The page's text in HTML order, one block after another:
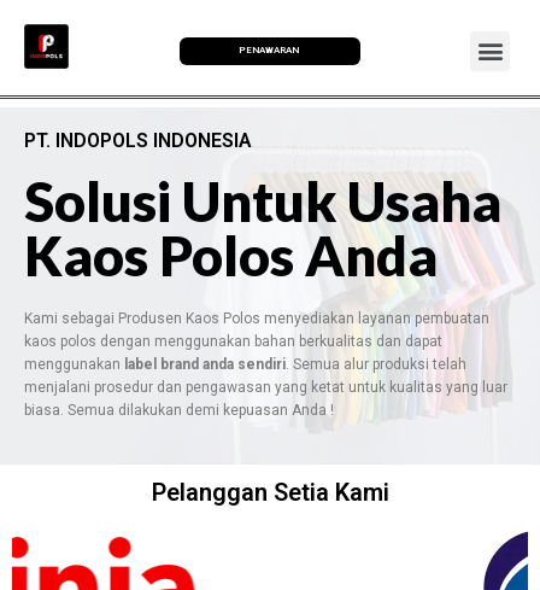
PENAWARAN
PT. INDOPOLS INDONESIA
Solusi Untuk Usaha
Kaos Polos Anda
Kami sebagai Produsen Kaos Polos menyediakan layanan pembuatan
kaos polos dengan menggunakan bahan berkualitas dan dapat
menggunakan label brand anda sendiri . Semua alur produksi telah
menjalani prosedur dan pengawasan yang ketat untuk kualitas yang luar
biasa. Semua dilakukan demi kepuasan Anda !
Pelanggan Setia Kami